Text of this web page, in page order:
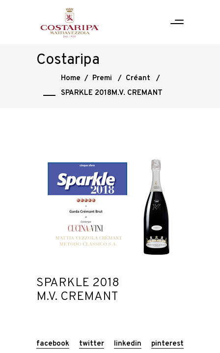
Costaripa
Home / Premi / Créant
/
SPARKLE 2018M.V. CREMANT
SPARKLE 2018
M.V. CREMANT
facebook twitter linkedin pinterest